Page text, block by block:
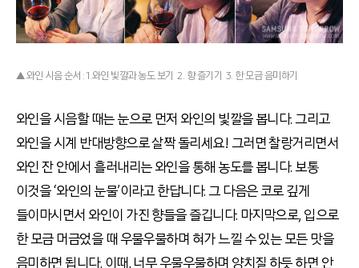
▲ 와인 시음 순서 : 1.와인 빛깔과 농도 보기 2. 향 즐기기 3. 한 모금 음미하기
와인을 시음할 때는 눈으로 먼저 와인의 빛깔을 봅니다. 그리고
와인을 시계 반대방향으로 살짝 돌리세요! 그러면 찰랑거리면서
와인 잔 안에서 흘러내리는 와인을 통해 농도를 봅니다. 보통
이것을 ‘와인의 눈물’이라고 한답니다. 그 다음은 코로 깊게
들이마시면서 와인이 가진 향들을 즐깁니다. 마지막으로, 입으로
한 모금 머금었을 때 우물우물하며 혀가 느낄 수 있는 모든 맛을
음미하면 됩니다. 이때, 너무 우물우물하며 양치질 하듯 하면 안